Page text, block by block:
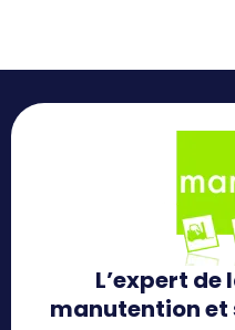
L’expert
manutention